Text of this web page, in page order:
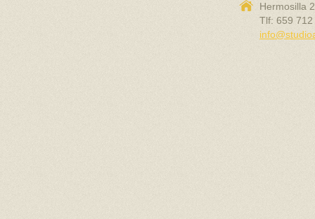
Hermosilla
Tlf: 659 712